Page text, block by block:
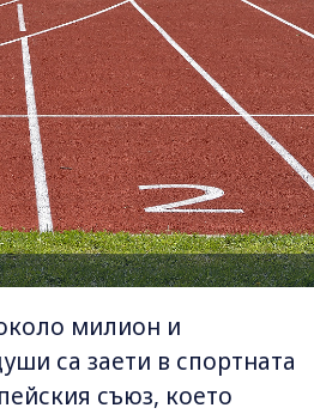
милион и
са заети в спортната
съюз, което